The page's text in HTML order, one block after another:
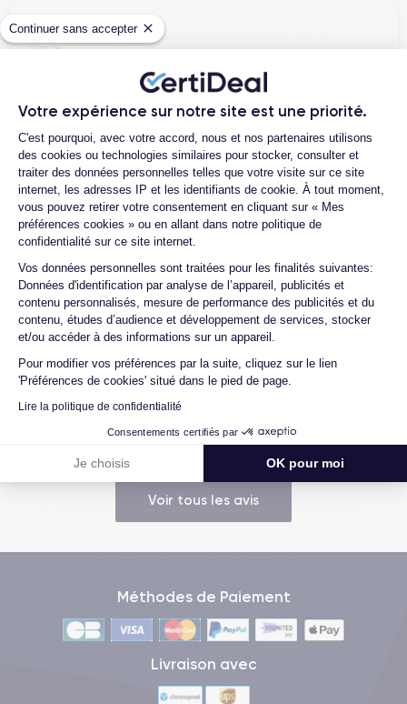
Continuer sans accepter
Votre expérience sur notre site est une priorité.
Plateforme de Gestion du
C'est pourquoi, avec votre accord, nous et nos partenaires utilisons
des cookies ou technologies similaires pour stocker, consulter et
traiter des données personnelles telles que votre visite sur ce site
internet, les adresses IP et les identifiants de cookie. À tout moment,
vous pouvez retirer votre consentement en cliquant sur « Mes
préférences cookies » ou en allant dans notre politique de
confidentialité sur ce site internet.
Vos données personnelles sont traitées pour les finalités suivantes:
Données d'identification par analyse de l’appareil, publicités et
contenu personnalisés, mesure de performance des publicités et du
contenu, études d’audience et développement de services, stocker
et/ou accéder à des informations sur un appareil.
Pour modifier vos préférences par la suite, cliquez sur le lien
'Préférences de cookies' situé dans le pied de page.
Lire la politique de confidentialité
Consentements certifiés par
Je choisis OK pour moi
Axeptio consent
Henri D.
12/07/26
Ambroise V.
10/07/26
Franchement super content ! J'ai acheté mon iPhone 14 Pro
changée ...
Marc B.
09/07/26
Très bien, service impeccable, satisfait de mon achat. Je
Voir tous les avis
Méthodes de Paiement
Livraison avec